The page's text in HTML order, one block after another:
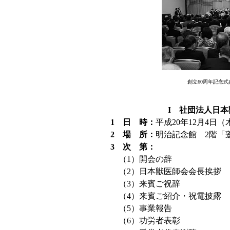
創立60周年記念
I 社団法人日本
1 日 時： 平成20年12月4日（
2 場 所： 明治記念館 2階「
3 次 第：
（1）開会の辞
（2）日本獣医師会会長挨拶
（3）来賓ご祝辞
（4）来賓ご紹介・祝電披露
（5）事業報告
（6）功労者表彰